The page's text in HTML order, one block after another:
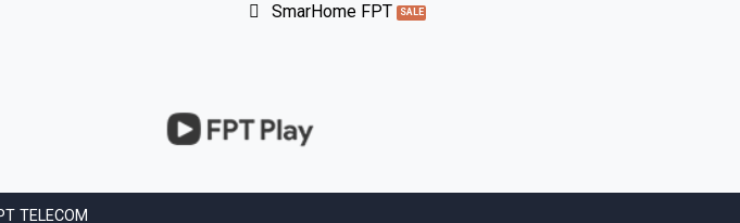
SmarHome FPT
TELECOM